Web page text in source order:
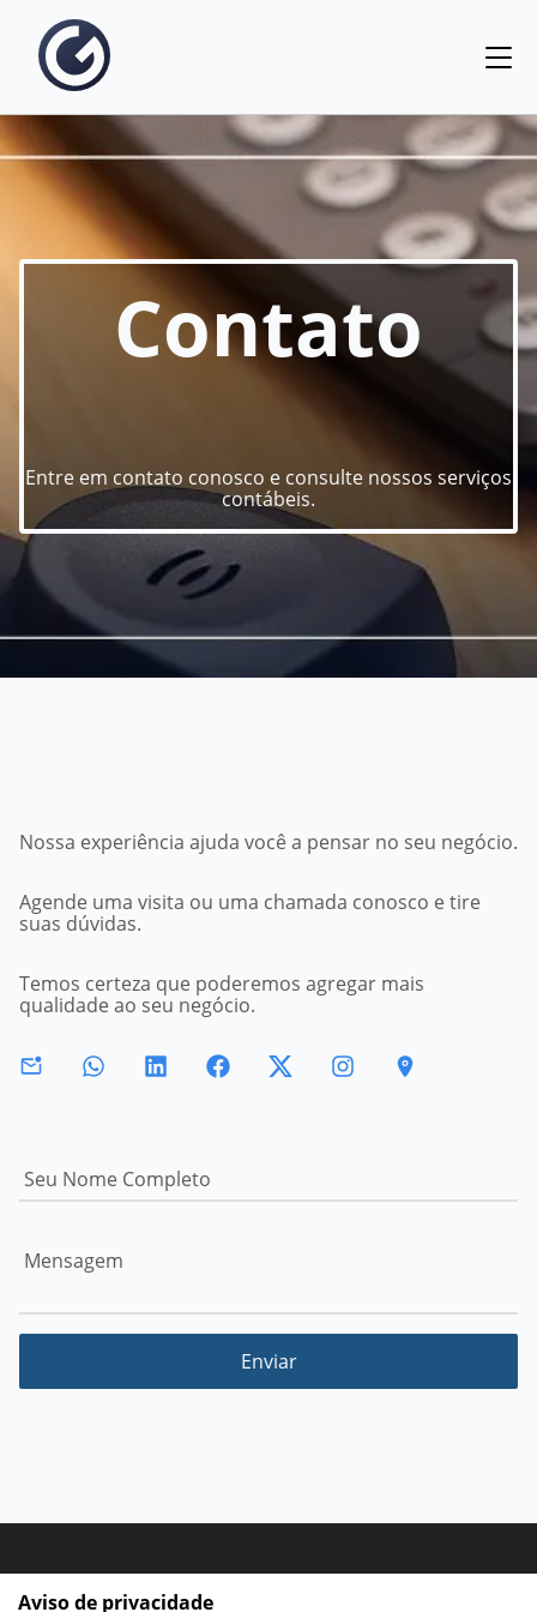
Contato
Entre em contato conosco e consulte nossos serviços
contábeis.
Nossa experiência ajuda você a pensar no seu negócio.
Agende uma visita ou uma chamada conosco e tire
suas dúvidas.
Temos certeza que poderemos agregar mais
qualidade ao seu negócio.
Enviar
Galhani Contabilidade - Todos os direitos
Aviso de privacidade